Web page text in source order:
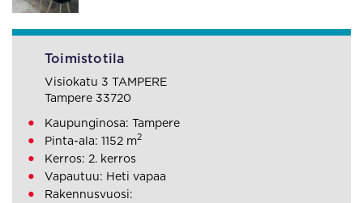
Toimistotila
Visiokatu 3 TAMPERE
Tampere 33720
Kaupunginosa: Tampere
Pinta-ala: 1152 m2
Kerros: 2. kerros
Vapautuu: Heti vapaa
Rakennusvuosi: